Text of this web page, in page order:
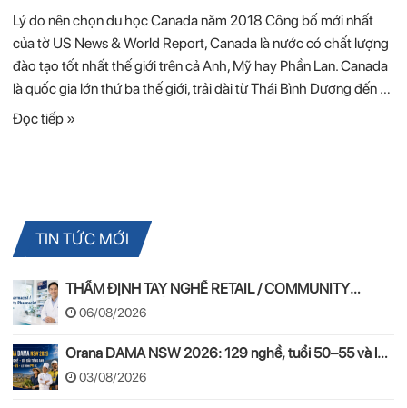
Lý do nên chọn du học Canada năm 2018 Công bố mới nhất
của tờ US News & World Report, Canada là nước có chất lượng
đào tạo tốt nhất thế giới trên cả Anh, Mỹ hay Phần Lan. Canada
là quốc gia lớn thứ ba thế giới, trải dài từ Thái Bình Dương đến …
Đọc tiếp »
TIN TỨC MỚI
THẨM ĐỊNH TAY NGHỀ RETAIL / COMMUNITY
PHARMACIST ÚC 2026 – APC & OPRA
06/08/2026
Orana DAMA NSW 2026: 129 nghề, tuổi 50–55 và lộ
trình PR
03/08/2026